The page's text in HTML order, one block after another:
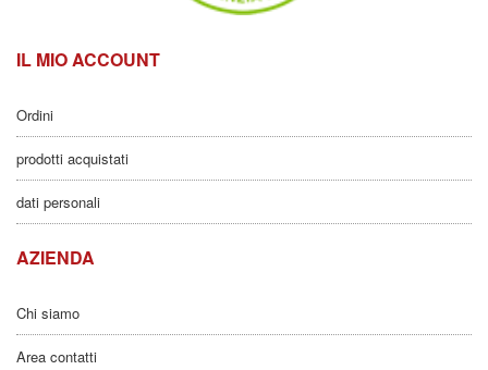
IL MIO ACCOUNT
Ordini
prodotti acquistati
dati personali
AZIENDA
Chi siamo
Area contatti